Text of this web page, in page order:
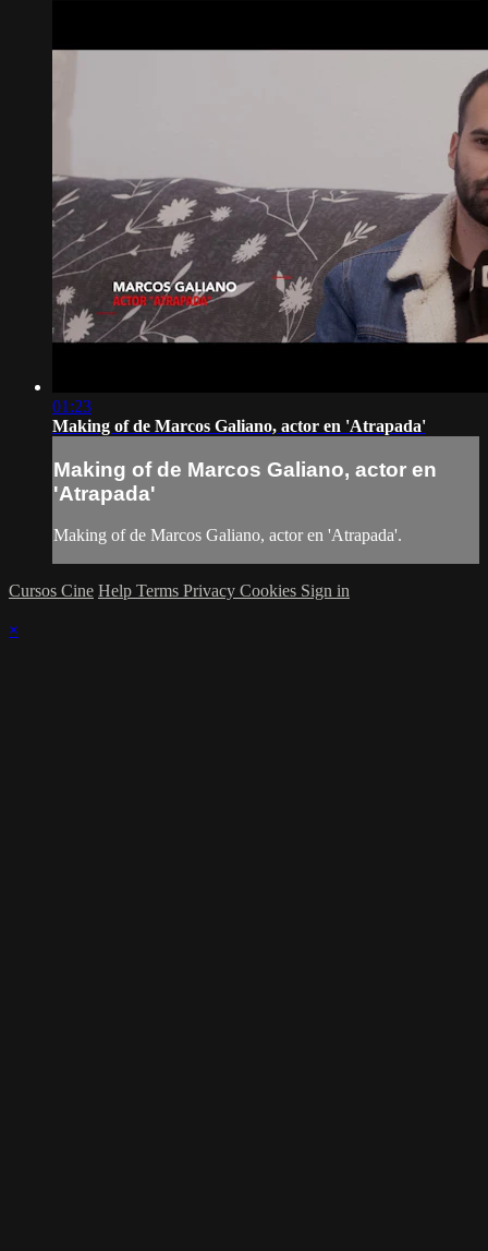
01:23
Making of de Marcos Galiano, actor en 'Atrapada'
Making of de Marcos Galiano, actor en
'Atrapada'
Making of de Marcos Galiano, actor en 'Atrapada'.
Cursos Cine Help Terms Privacy Cookies Sign in
×